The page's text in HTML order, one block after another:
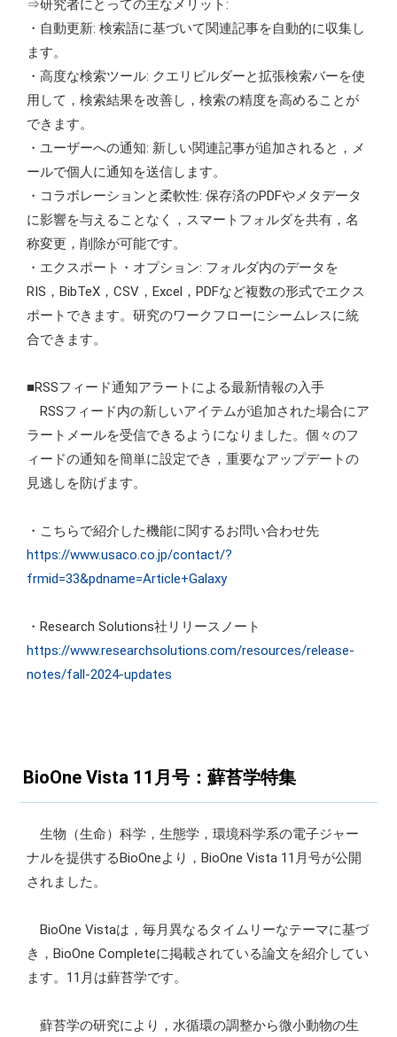
⇒研究者にとっての主なメリット:
・自動更新: 検索語に基づいて関連記事を自動的に収集し
ます。
・高度な検索ツール: クエリビルダーと拡張検索バーを使
用して，検索結果を改善し，検索の精度を高めることが
できます。
・ユーザーへの通知: 新しい関連記事が追加されると，メ
ールで個人に通知を送信します。
・コラボレーションと柔軟性: 保存済のPDFやメタデータ
に影響を与えることなく，スマートフォルダを共有，名
称変更，削除が可能です。
・エクスポート・オプション: フォルダ内のデータを
RIS，BibTeX，CSV，Excel，PDFなど複数の形式でエクス
ポートできます。研究のワークフローにシームレスに統
合できます。
■RSSフィード通知アラートによる最新情報の入手
RSSフィード内の新しいアイテムが追加された場合にア
ラートメールを受信できるようになりました。個々のフ
ィードの通知を簡単に設定でき，重要なアップデートの
見逃しを防げます。
・こちらで紹介した機能に関するお問い合わせ先
https://www.usaco.co.jp/contact/?
frmid=33&pdname=Article+Galaxy
・Research Solutions社リリースノート
https://www.researchsolutions.com/resources/release-
notes/fall-2024-updates
BioOne Vista 11月号：蘚苔学特集
生物（生命）科学，生態学，環境科学系の電子ジャー
ナルを提供するBioOneより，BioOne Vista 11月号が公開
されました。
BioOne Vistaは，毎月異なるタイムリーなテーマに基づ
き，BioOne Completeに掲載されている論文を紹介してい
ます。11月は蘚苔学です。
蘚苔学の研究により，水循環の調整から微小動物の生